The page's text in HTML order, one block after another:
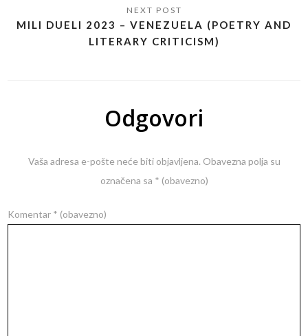
MILI DUELI 2023 – VENEZUELA (POETRY AND
LITERARY CRITICISM)
Odgovori
Vaša adresa e-pošte neće biti objavljena. Obavezna polja su
označena sa * (obavezno)
Komentar * (obavezno)